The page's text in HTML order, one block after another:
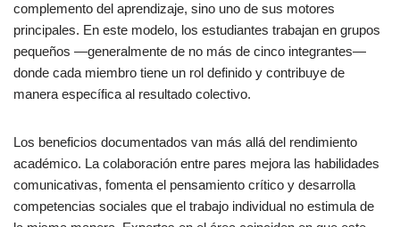
complemento del aprendizaje, sino uno de sus motores
principales. En este modelo, los estudiantes trabajan en grupos
pequeños —generalmente de no más de cinco integrantes—
donde cada miembro tiene un rol definido y contribuye de
manera específica al resultado colectivo.
Los beneficios documentados van más allá del rendimiento
académico. La colaboración entre pares mejora las habilidades
comunicativas, fomenta el pensamiento crítico y desarrolla
competencias sociales que el trabajo individual no estimula de